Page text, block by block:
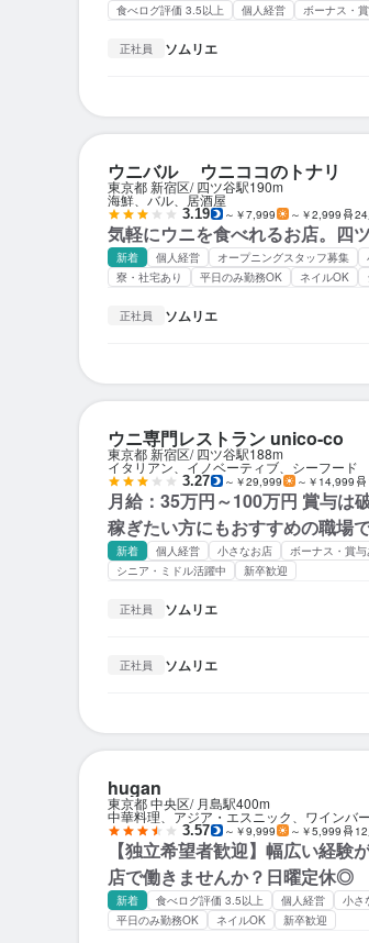
食べログ評価 3.5以上 個人経営 ボーナス・
正社員 ソムリエ
ウニバル ウニココのトナリ
東京都 新宿区 四ツ谷駅190m
海鮮、バル、居酒屋
3.19 ～￥7,999 ～￥2,999
気軽にウニを食べれるお店。四
新着 個人経営 オープニングスタッフ募集
寮・社宅あり
平日のみ勤務OK ネイルOK
正社員 ソムリエ
ウニ専門レストラン unico-co
東京都 新宿区 四ツ谷駅188m
イタリアン、イノベーティブ、シーフード
3.27 ～￥29,999 ～￥14,999
月給：35万円～100万円 賞与は
稼ぎたい方にもおすすめの職場
新着 個人経営 小さなお店 ボーナス・賞与
シニア・ミドル活躍中
新卒歓迎
正社員 ソムリエ
正社員 ソムリエ
hugan
東京都 中央区 月島駅400m
中華料理、アジア・エスニック、ワインバー
3.57 ～￥9,999 ～￥5,999
【独立希望者歓迎】幅広い経
店で働きませんか？日曜定休◎
新着 食べログ評価 3.5以上 個人経営 小さ
平日のみ勤務OK
ネイルOK 新卒歓迎